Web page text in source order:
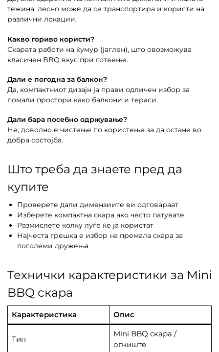
тежина, лесно може да се транспортира и користи на
различни локации.
Какво гориво користи?
Скарата работи на ќумур (јаглен), што овозможува
класичен BBQ вкус при готвење.
Дали е погодна за балкон?
Да, компактниот дизајн ја прави одличен избор за
помали простори како балкони и тераси.
Дали бара посебно одржување?
Не, доволно е чистење по користење за да остане во
добра состојба.
Што треба да знаете пред да
купите
Проверете дали димензиите ви одговараат
Изберете компактна скара ако често патувате
Размислете колку луѓе ќе ја користат
Најчеста грешка е избор на премала скара за
поголеми дружења
Технички карактеристики за Mini
BBQ скара
Карактеристика Опис
Тип
Mini BBQ скара /
огниште